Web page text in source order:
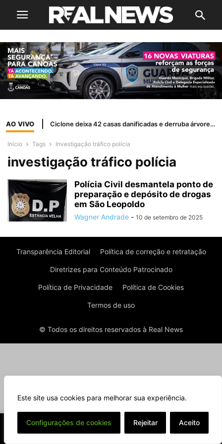
Este site usa cookies para melhorar sua experiência.
Configurações de cookies Rejeitar Aceito
AO VIVO Ciclone deixa 42 casas danificadas e derruba árvores em Canoas
Início Tags Investigação tráfico polícia
investigação tráfico polícia
Polícia Civil desmantela ponto de
preparação e depósito de drogas
em São Leopoldo
Wagner Andrade - 10 de setembro de 2025
Transparência Editorial Política de correção e retratação
Diretrizes para Conteúdo Patrocinado
Política de Privacidade Política de Cookies
Termos de uso
© Todos os direitos reservados à Real News